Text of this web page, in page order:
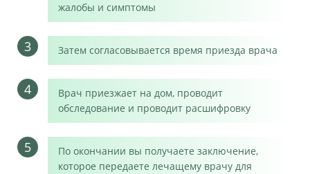
жалобы и симптомы
3 Затем согласовывается время приезда врача
4
Врач приезжает на дом, проводит
обследование и проводит расшифровку
5
По окончании вы получаете заключение,
которое передаете лечащему врачу для